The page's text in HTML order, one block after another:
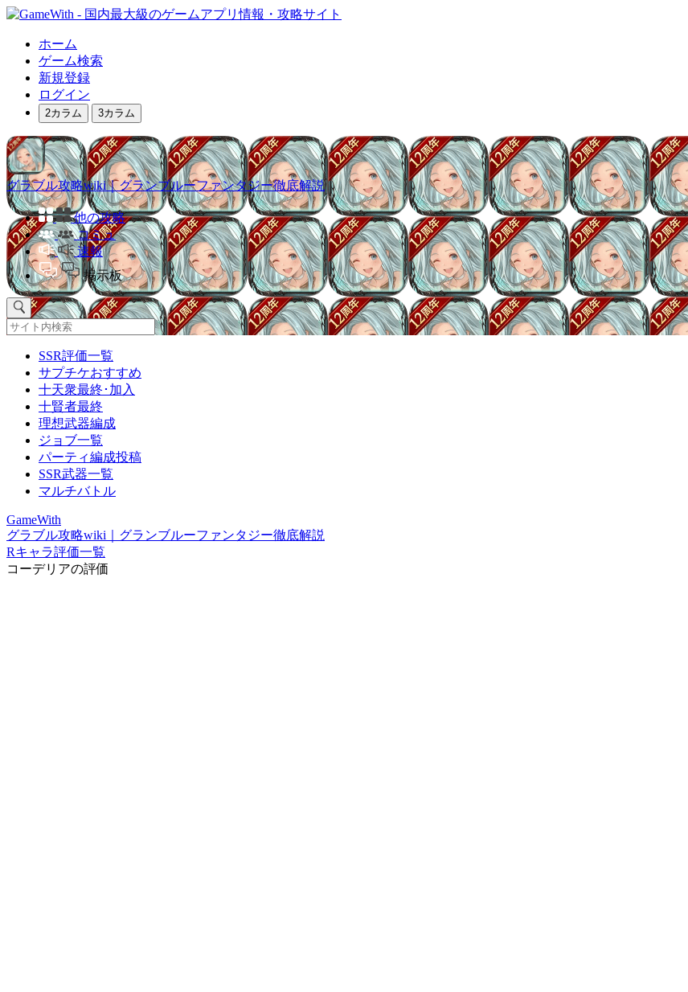
ホーム
ゲーム検索
新規登録
ログイン
2カラム 3カラム
グラブル攻略wiki｜グランブルーファンタジー徹底解説
他の攻略
コミュ
速報
掲示板
SSR評価一覧
サプチケおすすめ
十天衆最終･加入
十賢者最終
理想武器編成
ジョブ一覧
パーティ編成投稿
SSR武器一覧
マルチバトル
GameWith
グラブル攻略wiki｜グランブルーファンタジー徹底解説
Rキャラ評価一覧
コーデリアの評価